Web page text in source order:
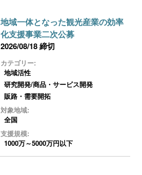
地域一体となった観光産業の効率
化支援事業二次公募
2026/08/18 締切
カテゴリー:
地域活性
研究開発/商品・サービス開発
販路・需要開拓
対象地域:
全国
支援規模:
1000万～5000万円以下